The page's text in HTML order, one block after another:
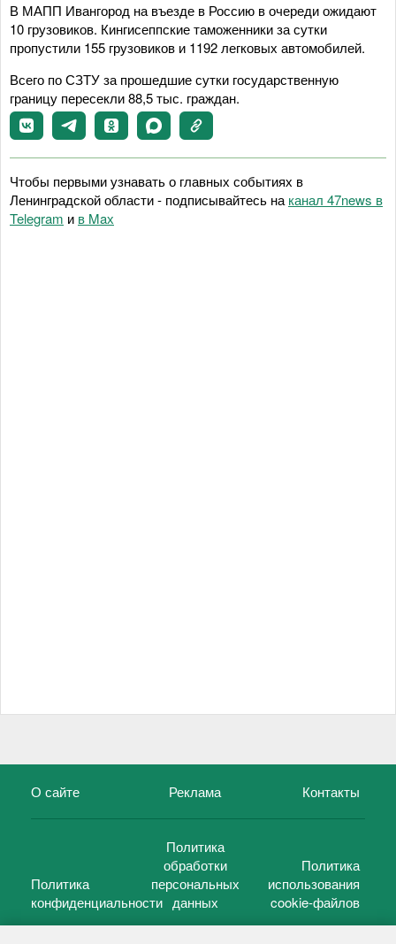
В МАПП Ивангород на въезде в Россию в очереди ожидают
10 грузовиков. Кингисеппские таможенники за сутки
пропустили 155 грузовиков и 1192 легковых автомобилей.
Всего по СЗТУ за прошедшие сутки государственную
границу пересекли 88,5 тыс. граждан.
Чтобы первыми узнавать о главных событиях в
Ленинградской области - подписывайтесь на канал 47news в
Telegram и в Maх
О сайте Реклама Контакты
Политика
конфиденциальности
Политика
обработки
персональных
данных
Политика
использования
cookie-файлов